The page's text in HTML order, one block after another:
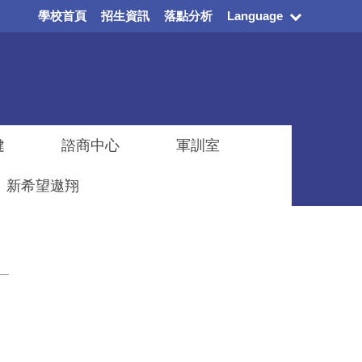
學校首頁 招生資訊 落點分析 Language
諮商中心 軍訓室
新希望遨翔